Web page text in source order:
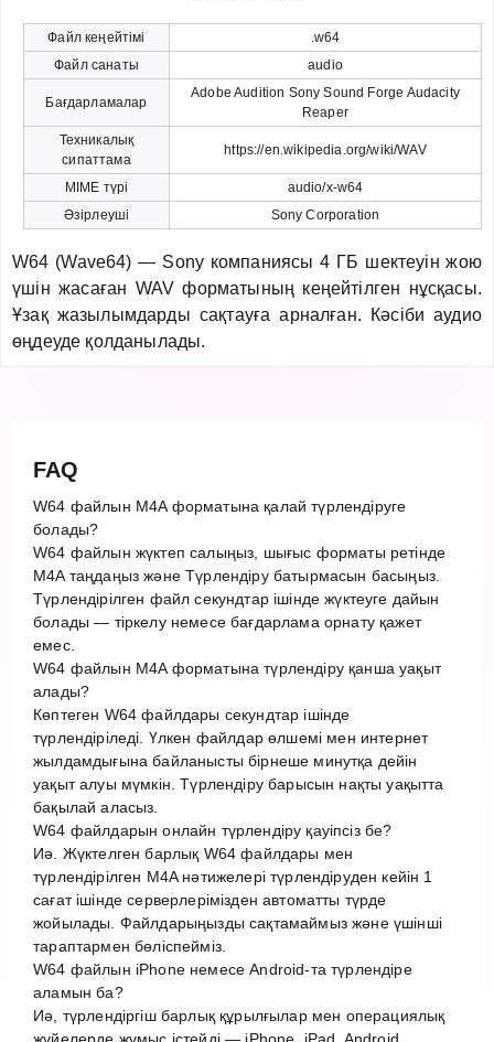
Файл кеңейтімі
.w64
Файл санаты
audio
Бағдарламалар
Adobe Audition Sony Sound Forge Audacity
Reaper
Техникалық
сипаттама
https://en.wikipedia.org/wiki/WAV
MIME түрі
audio/x-w64
Әзірлеуші
Sony Corporation
W64 (Wave64) — Sony компаниясы 4 ГБ шектеуін жою
үшін жасаған WAV форматының кеңейтілген нұсқасы.
Ұзақ жазылымдарды сақтауға арналған. Кәсіби аудио
өңдеуде қолданылады.
FAQ
W64 файлын M4A форматына қалай түрлендіруге
болады?
W64 файлын жүктеп салыңыз, шығыс форматы ретінде
M4A таңдаңыз және Түрлендіру батырмасын басыңыз.
Түрлендірілген файл секундтар ішінде жүктеуге дайын
болады — тіркелу немесе бағдарлама орнату қажет
емес.
W64 файлын M4A форматына түрлендіру қанша уақыт
алады?
Көптеген W64 файлдары секундтар ішінде
түрлендіріледі. Үлкен файлдар өлшемі мен интернет
жылдамдығына байланысты бірнеше минутқа дейін
уақыт алуы мүмкін. Түрлендіру барысын нақты уақытта
бақылай аласыз.
W64 файлдарын онлайн түрлендіру қауіпсіз бе?
Иә. Жүктелген барлық W64 файлдары мен
түрлендірілген M4A нәтижелері түрлендіруден кейін 1
сағат ішінде серверлерімізден автоматты түрде
жойылады. Файлдарыңызды сақтамаймыз және үшінші
тараптармен бөліспейміз.
W64 файлын iPhone немесе Android-та түрлендіре
аламын ба?
Иә, түрлендіргіш барлық құрылғылар мен операциялық
жүйелерде жұмыс істейді — iPhone, iPad, Android,